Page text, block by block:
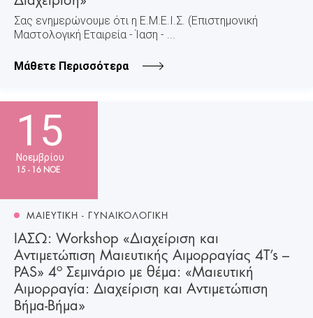
Σας ενημερώνουμε ότι η Ε.Μ.Ε.Ι.Σ. (Επιστημονική
Μαστολογική Εταιρεία - Ίαση - ...
Μάθετε Περισσότερα
15
Νοεμβρίου
15 - 16 ΝΟΕ
ΜΑΙΕΥΤΙΚΗ - ΓΥΝΑΙΚΟΛΟΓΙΚΗ
ΙΑΣΩ: Workshop «Διαχείριση και
Αντιμετώπιση Μαιευτικής Αιμορραγίας 4T’s –
PAS» 4ο Σεμινάριο με θέμα: «Μαιευτική
Αιμορραγία: Διαχείριση και Αντιμετώπιση
Βήμα-Βήμα»